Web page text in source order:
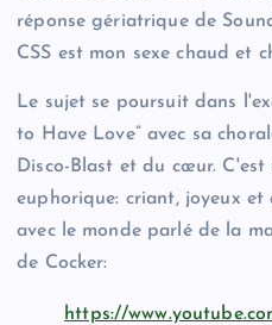
réponse gériatrique de
CSS est mon sexe chaud et
Le sujet se poursuit dans
to Have Love” avec sa
Disco-Blast et du cœur.
euphorique: criant, joyeux et
avec le monde parlé de la
de Cocker:
https://